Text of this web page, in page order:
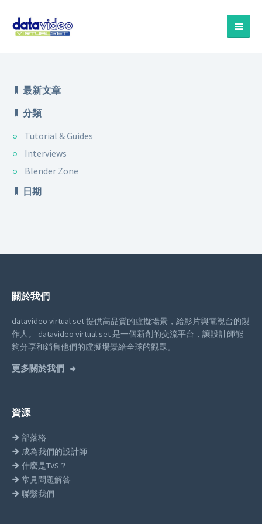
最新文章
分類
Tutorial & Guides
Interviews
Blender Zone
日期
關於我們
datavideo virtual set 提供高品質的虛擬場景，給影片與電視台的製
作人。
datavideo virtual set 是一個新創的交流平台，讓設計師能
夠分享和銷售他們的虛擬場景給全球的觀眾。
更多關於我們
資源
部落格
成為我們的設計師
什麼是TVS？
常見問題解答
聯繫我們